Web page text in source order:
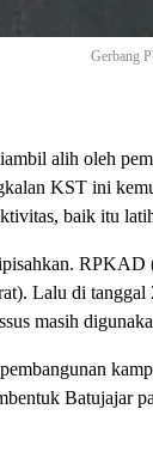
Gerbang
alih oleh
KST ini
baik itu
Lalu di
masih
Batujajar